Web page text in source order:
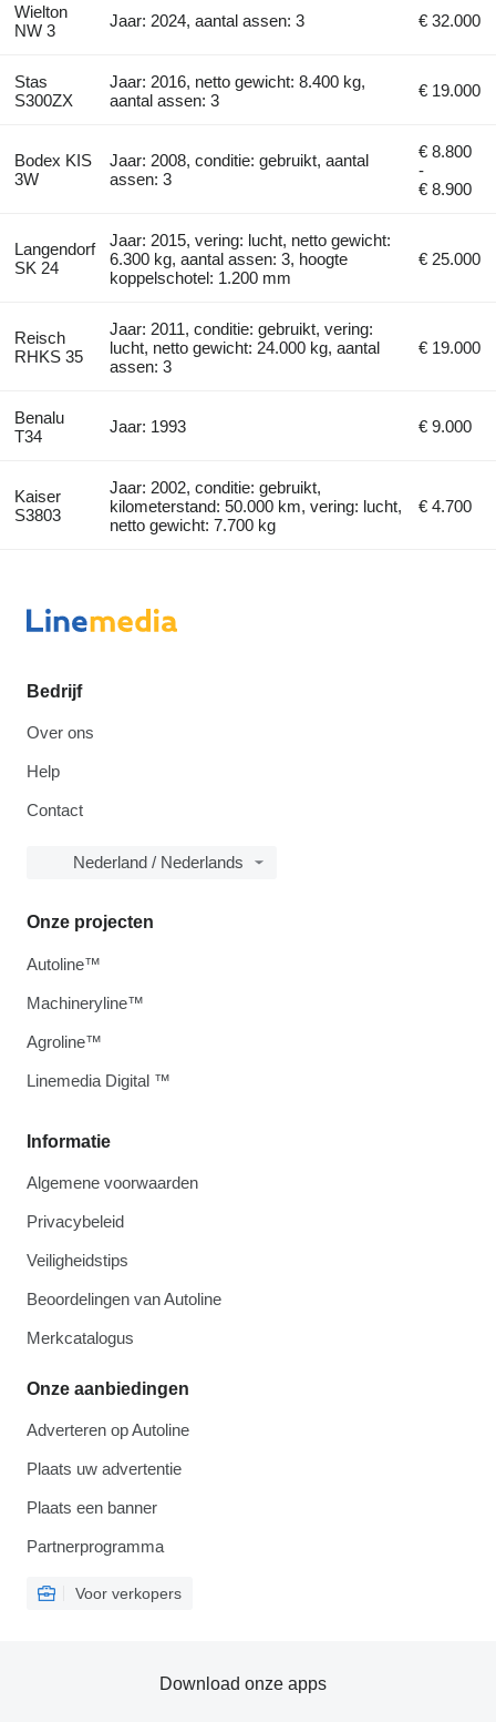
Wielton
NW 3
Jaar: 2024, aantal assen: 3 € 32.000
Stas
S300ZX
Jaar: 2016, netto gewicht: 8.400 kg,
aantal assen: 3
€ 19.000
Bodex KIS
3W
Jaar: 2008, conditie: gebruikt, aantal
assen: 3
€ 8.800
-
€ 8.900
Langendorf
SK 24
Jaar: 2015, vering: lucht, netto gewicht:
6.300 kg, aantal assen: 3, hoogte
koppelschotel: 1.200 mm
€ 25.000
Reisch
RHKS 35
Jaar: 2011, conditie: gebruikt, vering:
lucht, netto gewicht: 24.000 kg, aantal
assen: 3
€ 19.000
Benalu
T34
Jaar: 1993 € 9.000
Kaiser
S3803
Jaar: 2002, conditie: gebruikt,
kilometerstand: 50.000 km, vering: lucht,
netto gewicht: 7.700 kg
€ 4.700
Bedrijf
Over ons
Help
Contact
Nederland / Nederlands
Informatie
Algemene voorwaarden
Privacybeleid
Veiligheidstips
Beoordelingen van Autoline
Merkcatalogus
Onze aanbiedingen
Adverteren op Autoline
Plaats uw advertentie
Plaats een banner
Partnerprogramma
Voor verkopers
Onze projecten
Autoline™
Machineryline™
Agroline™
Linemedia Digital ™
Download onze apps